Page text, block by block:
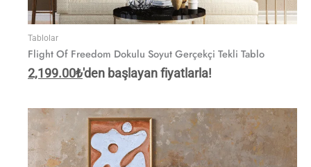
Tablolar
Flight Of Freedom Dokulu Soyut Gerçekçi Tekli Tablo
2,199.00₺'den başlayan fiyatlarla!